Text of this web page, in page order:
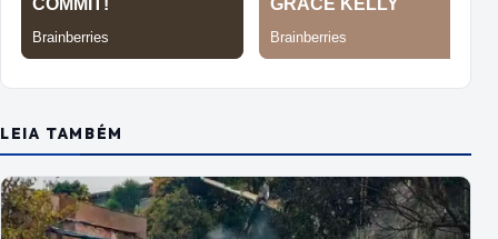
LEIA TAMBÉM